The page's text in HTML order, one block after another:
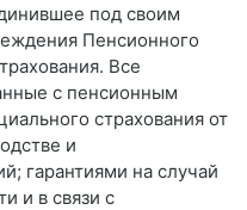
под своим
Пенсионного
Все
с пенсионным
страхования от
и
гарантиями на случай
и в связи с